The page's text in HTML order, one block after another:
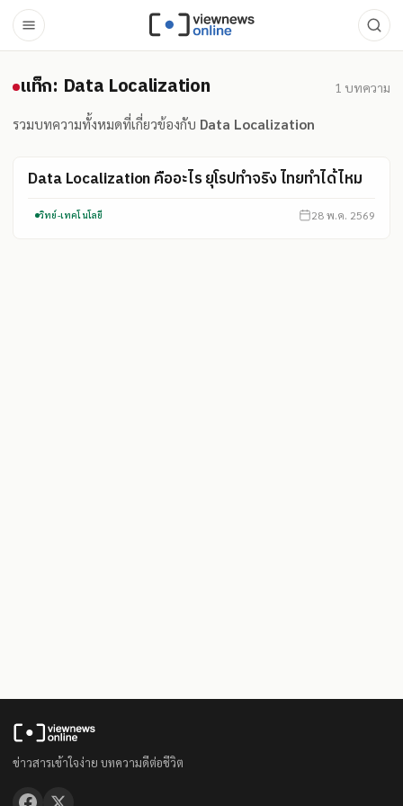
แท็ก: Data Localization
แท็ก: Data Localization 1 บทความ
รวมบทความทั้งหมดที่เกี่ยวข้องกับ Data Localization
Data Localization คืออะไร ยุโรปทำจริง ไทยทำได้ไหม
วิทย์-เทคโนโลยี 28 พ.ค. 2569
ข่าวสารเข้าใจง่าย บทความดีต่อชีวิต